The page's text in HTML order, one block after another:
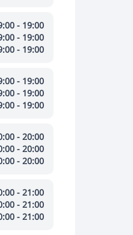
- 19:00
- 19:00
- 19:00
- 19:00
- 19:00
- 19:00
- 20:00
- 20:00
- 20:00
- 21:00
- 21:00
- 21:00